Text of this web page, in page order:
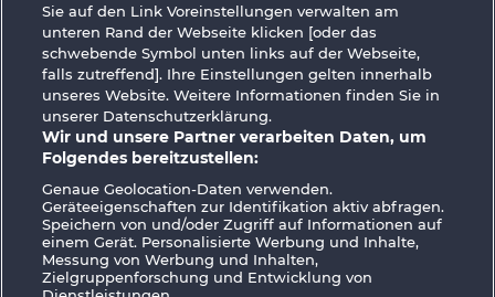
AGB Datenschutz Impressum
Unternehmensseite
Sie auf den Link Voreinstellungen verwalten am
unteren Rand der Webseite klicken [oder das
schwebende Symbol unten links auf der Webseite,
falls zutreffend]. Ihre Einstellungen gelten innerhalb
unseres Website. Weitere Informationen finden Sie in
unserer Datenschutzerklärung.
Wir und unsere Partner verarbeiten Daten, um
Folgendes bereitzustellen:
Genaue Geolocation-Daten verwenden.
Geräteeigenschaften zur Identifikation aktiv abfragen.
Speichern von und/oder Zugriff auf Informationen auf
einem Gerät. Personalisierte Werbung und Inhalte,
Messung von Werbung und Inhalten,
Zielgruppenforschung und Entwicklung von